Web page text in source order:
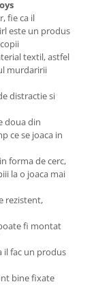
fie ca il
este un produs
textil, astfel
murdaririi
distractie si
doua din
ce se joaca in
forma de cerc,
la o joaca mai
rezistent,
fi montat
il fac un produs
bine fixate